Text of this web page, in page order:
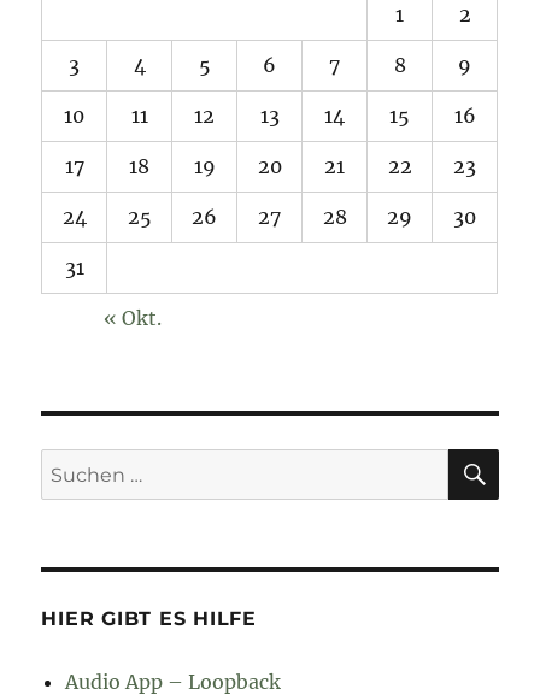
1 2
3 4 5 6 7 8 9
10 11 12 13 14 15 16
17 18 19 20 21 22 23
24 25 26 27 28 29 30
31
« Okt.
Suchen
nach:
HIER GIBT ES HILFE
Audio App – Loopback